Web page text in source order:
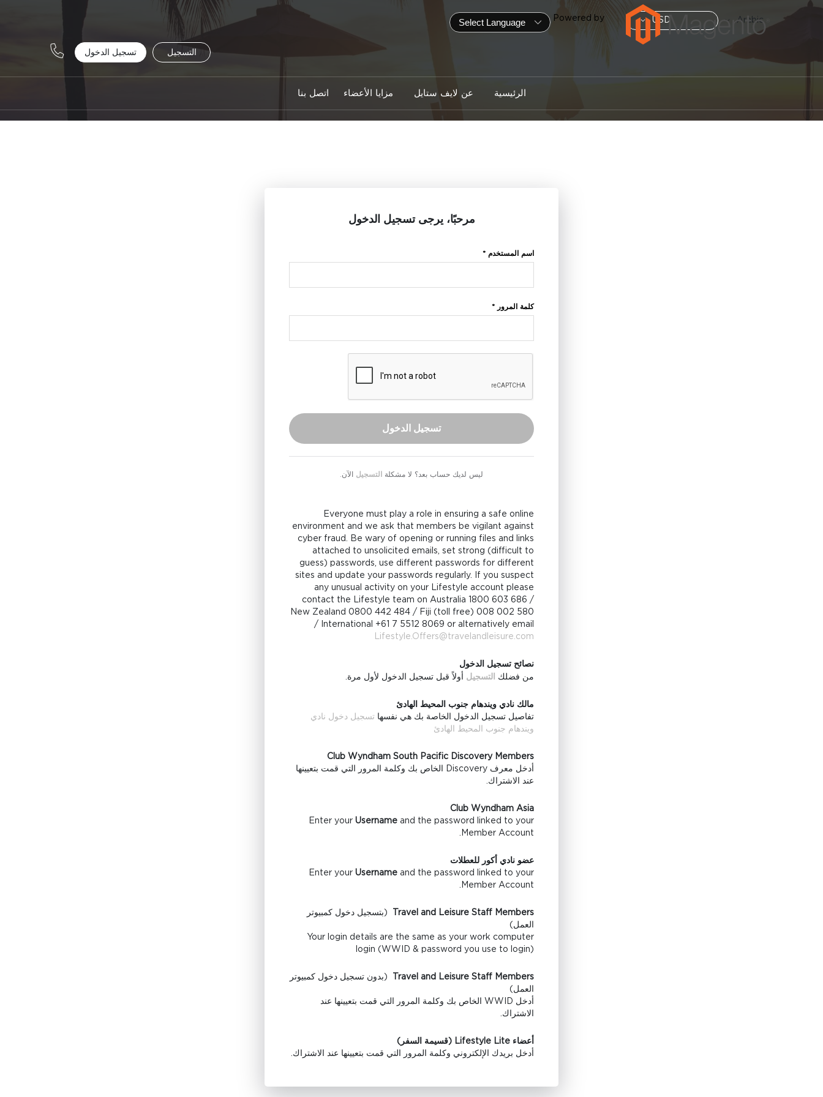
Powered by لغة
Arabic العملة USD
التسجيل تسجيل الدخول
الرئيسية عن لايف ستايل مزايا الأعضاء اتصل بنا
مرحبًا، يرجى تسجيل الدخول
اسم المستخدم *
كلمة المرور *
تسجيل الدخول
ليس لديك حساب بعد؟ لا مشكلة التسجيل الآن.
Everyone must play a role in ensuring a safe online
environment and we ask that members be vigilant against
cyber fraud. Be wary of opening or running files and links
attached to unsolicited emails, set strong (difficult to
guess) passwords, use different passwords for different
sites and update your passwords regularly. If you suspect
any unusual activity on your Lifestyle account please
contact the Lifestyle team on Australia 1800 603 686 /
New Zealand 0800 442 484 / Fiji (toll free) 008 002 580
/ International +61 7 5512 8069 or alternatively email
Lifestyle.Offers@travelandleisure.com
نصائح تسجيل الدخول
من فضلك
التسجيل أولاً قبل تسجيل الدخول لأول مرة.
مالك نادي ويندهام جنوب المحيط الهادئ
تفاصيل تسجيل الدخول الخاصة بك هي نفسها تسجيل دخول نادي
ويندهام جنوب المحيط الهادئ
Club Wyndham South Pacific Discovery Members
أدخل معرف Discovery الخاص بك وكلمة المرور التي قمت بتعيينها
عند الاشتراك.
Club Wyndham Asia
Enter your Username and the password linked to your
Member Account.
عضو نادي أكور للعطلات
Enter your Username and the password linked to your
Member Account.
Travel and Leisure Staff Members
(بتسجيل دخول كمبيوتر
العمل)
Your login details are the same as your work computer
login (WWID & password you use to login)
Travel and Leisure Staff Members
(بدون تسجيل دخول كمبيوتر
العمل)
أدخل WWID الخاص بك وكلمة المرور التي قمت بتعيينها عند
الاشتراك.
أعضاء Lifestyle Lite (قسيمة السفر)
أدخل بريدك الإلكتروني وكلمة المرور التي قمت بتعيينها عند الاشتراك.